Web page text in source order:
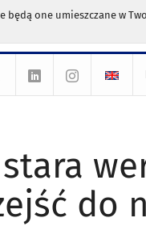
one umieszczane w
do